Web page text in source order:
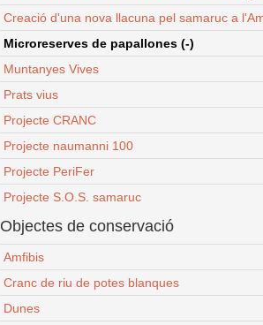
Creació d'una nova llacuna pel samaruc a
Microreserves de papallones (-)
Muntanyes Vives
Prats vius
Projecte CRANC
Projecte naumanni 100
Projecte PeriFer
Projecte S.O.S. samaruc
Objectes de conservació
Amfibis
Cranc de riu de potes blanques
Dunes